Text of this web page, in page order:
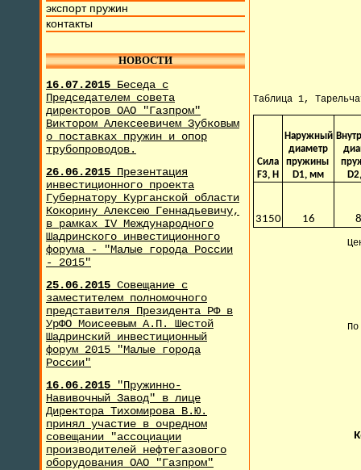
экспорт пружин
контакты
НОВОСТИ
16.07.2015 Беседа с
Председателем совета
директоров ОАО "Газпром"
Виктором Алексеевичем Зубковым
о поставках пружин и опор
трубопроводов.
26.06.2015 Презентация
инвестиционного проекта
Губернатору Курганской области
Кокорину Алексею Геннадьевичу,
в рамках IV Международного
Шадринского инвестиционного
форума - "Малые города России
- 2015"
25.06.2015 Совещание с
заместителем полномочного
представителя Президента РФ в
УрФО Моисеевым А.П. Шестой
Шадринский инвестиционный
форум 2015 "Малые города
России"
16.06.2015
"Пружинно-
Навивочный Завод" в лице
Директора Тихомирова В.Ю.
принял участие в очредном
совещании "ассоциации
производителей нефтегазового
оборудования ОАО "Газпром"
Таблица 1,
Сила
F3, H
Наружный
диаметр
пружины
D1, мм
3150 16